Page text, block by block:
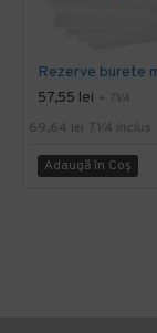
57,55 lei + TVA
69,64 lei TVA inclus
Adaugă în Coş